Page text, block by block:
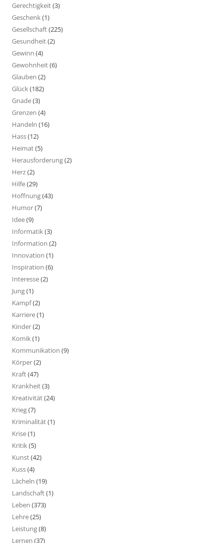
Gerechtigkeit(3)
Geschenk(1)
Gesellschaft(225)
Gesundheit(2)
Gewinn (4)
Gewohnheit(6)
Glauben (2)
Glück(182)
Gnade(3)
Grenzen (4)
Handeln (16)
Hass(12)
Heimat(5)
Herausforderung(2)
Herz(2)
Hilfe(29)
Hoffnung(43)
Humor(7)
Idee(9)
Informatik(3)
Information (2)
Innovation (1)
Inspiration (6)
Interesse(2)
Jung(1)
Kampf(2)
Karriere(1)
Kinder(2)
Komik(1)
Kommunikation (9)
Körper(2)
Kraft(47)
Krankheit(3)
Kreativität(24)
Krieg(7)
Kriminalität(1)
Krise(1)
Kritik(5)
Kunst(42)
Kuss(4)
Lächeln (19)
Landschaft(1)
Leben (373)
Lehre(25)
Leistung(8)
Lernen (37)